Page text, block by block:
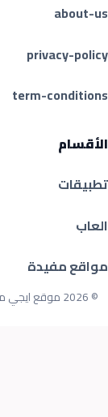
about-us
privacy-policy
term-conditions
الأقسام
تطبيقات
العاب
مواقع مفيدة
© 2026 موقع ايجي مود. جميع الحقوق محفوظة